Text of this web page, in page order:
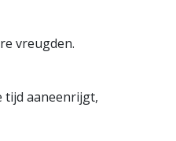
vreugden.
tijd aaneenrijgt,